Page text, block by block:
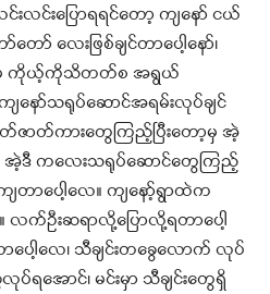
လင်းပြောရရင်တော့ ကျနော် ငယ်
လေးဖြစ်ချင်တာပေါ့နော်၊
မှ ကိုယ့်ကိုသိတတ်စ အရွယ်
နော်သရုပ်ဆောင်အရမ်းလုပ်ချင်
ဇာတ်ကားတွေကြည့်ပြီးတော့မှ အဲ့
အဲ့ဒီ ကလေးသရုပ်ဆောင်တွေကြည့်
ျတာပေါ့လေ။ ကျနော့်ရွာထဲက
က်ဦးဆရာလို့ပြောလို့ရတာပေါ့
ေါ့လေ၊ သီချင်းတခွေလောက် လုပ်
ရအောင်၊ မင်းမှာ သီချင်းတွေရှိ